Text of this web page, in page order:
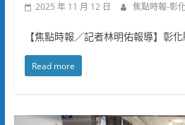
2025 年 11 月 12 日 焦點時報-彰
【焦點時報／記者林明佑報導】彰
Read more